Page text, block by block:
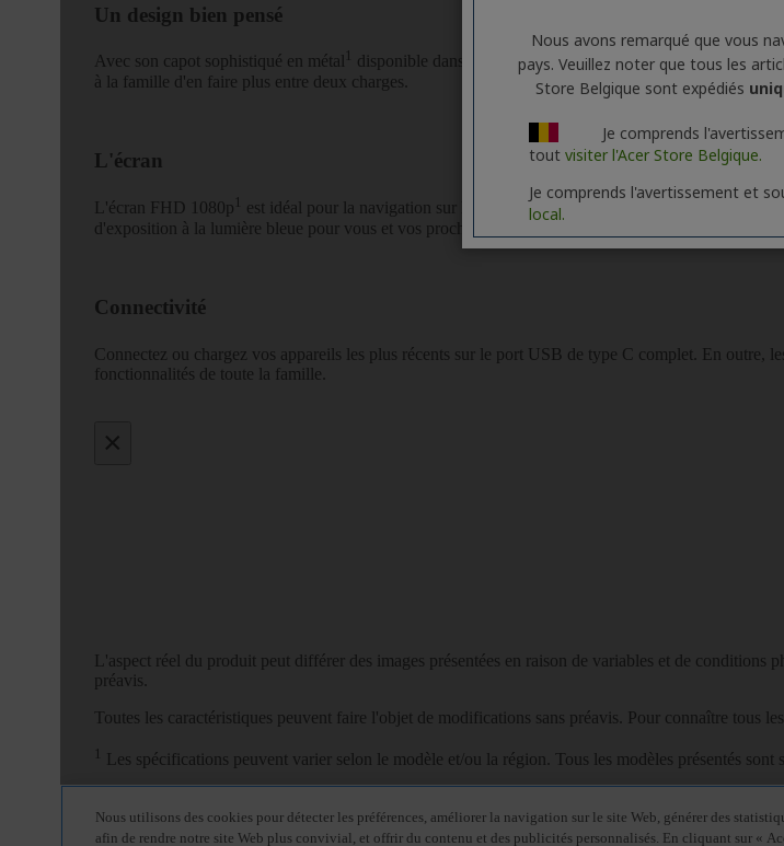
Nous avons remarqué que vous
pays. Veuillez noter que tous les
Store Belgique sont expédiés
Je comprends
tout visiter l'Acer Store Belgique.
Je comprends l'avertissement et
local.